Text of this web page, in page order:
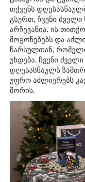
თქვენს
გსურთ, ჩვენი
არჩევანია. ის
მოგონებებს და
წარსულთან,
უხდება. ჩვენი
დღესასწაულს
უფრო აძლიერებს
შორის.